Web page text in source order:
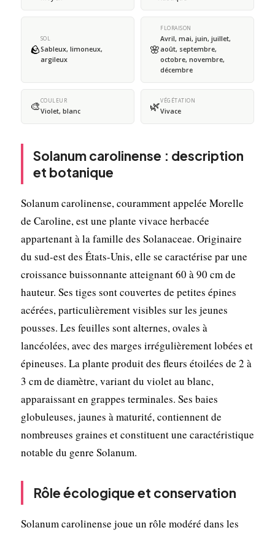
🪨
SOL
Sableux, limoneux,
argileux
🌸
FLORAISON
Avril, mai, juin, juillet,
août, septembre,
octobre, novembre,
décembre
🎨COULEUR
Violet, blanc 🌿VÉGÉTATION
Vivace
Solanum carolinense : description
et botanique
Solanum carolinense, couramment appelée Morelle
de Caroline, est une plante vivace herbacée
appartenant à la famille des Solanaceae. Originaire
du sud-est des États-Unis, elle se caractérise par une
croissance buissonnante atteignant 60 à 90 cm de
hauteur. Ses tiges sont couvertes de petites épines
acérées, particulièrement visibles sur les jeunes
pousses. Les feuilles sont alternes, ovales à
lancéolées, avec des marges irrégulièrement lobées et
épineuses. La plante produit des fleurs étoilées de 2 à
3 cm de diamètre, variant du violet au blanc,
apparaissant en grappes terminales. Ses baies
globuleuses, jaunes à maturité, contiennent de
nombreuses graines et constituent une caractéristique
notable du genre Solanum.
Rôle écologique et conservation
Solanum carolinense joue un rôle modéré dans les